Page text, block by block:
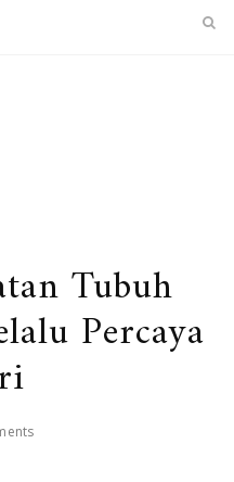
Tubuh
Percaya